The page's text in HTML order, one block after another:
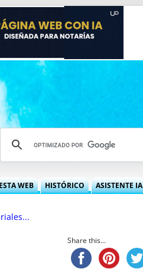
WEB
PREMIO NYR
HISTÓRICO ASISTENTE IA
Share this...